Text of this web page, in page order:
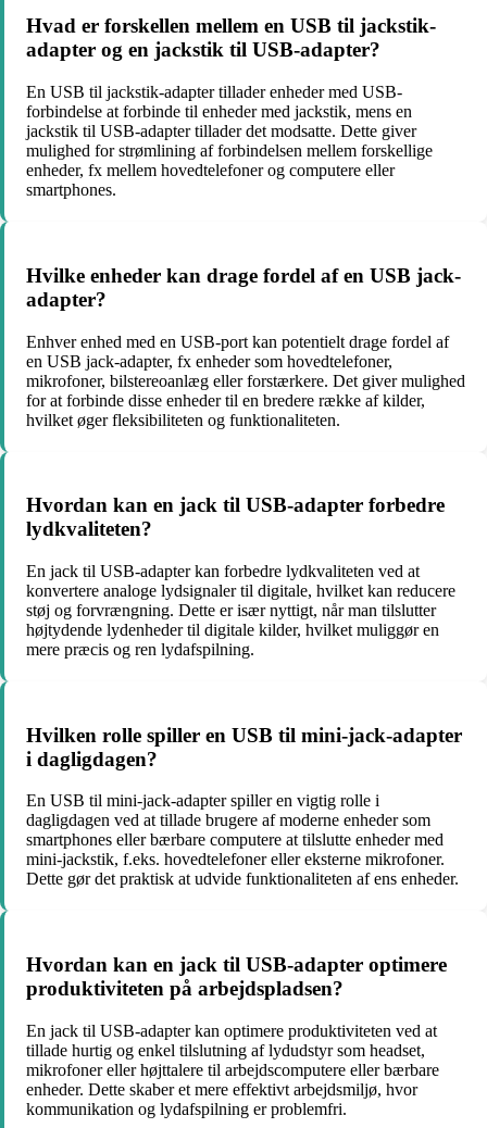
Hvad er forskellen mellem en USB til jackstik-
adapter og en jackstik til USB-adapter?
En USB til jackstik-adapter tillader enheder med USB-
forbindelse at forbinde til enheder med jackstik, mens en
jackstik til USB-adapter tillader det modsatte. Dette giver
mulighed for strømlining af forbindelsen mellem forskellige
enheder, fx mellem hovedtelefoner og computere eller
smartphones.
Hvilke enheder kan drage fordel af en USB jack-
adapter?
Enhver enhed med en USB-port kan potentielt drage fordel af
en USB jack-adapter, fx enheder som hovedtelefoner,
mikrofoner, bilstereoanlæg eller forstærkere. Det giver mulighed
for at forbinde disse enheder til en bredere række af kilder,
hvilket øger fleksibiliteten og funktionaliteten.
Hvordan kan en jack til USB-adapter forbedre
lydkvaliteten?
En jack til USB-adapter kan forbedre lydkvaliteten ved at
konvertere analoge lydsignaler til digitale, hvilket kan reducere
støj og forvrængning. Dette er især nyttigt, når man tilslutter
højtydende lydenheder til digitale kilder, hvilket muliggør en
mere præcis og ren lydafspilning.
Hvilken rolle spiller en USB til mini-jack-adapter
i dagligdagen?
En USB til mini-jack-adapter spiller en vigtig rolle i
dagligdagen ved at tillade brugere af moderne enheder som
smartphones eller bærbare computere at tilslutte enheder med
mini-jackstik, f.eks. hovedtelefoner eller eksterne mikrofoner.
Dette gør det praktisk at udvide funktionaliteten af ens enheder.
Hvordan kan en jack til USB-adapter optimere
produktiviteten på arbejdspladsen?
En jack til USB-adapter kan optimere produktiviteten ved at
tillade hurtig og enkel tilslutning af lydudstyr som headset,
mikrofoner eller højttalere til arbejdscomputere eller bærbare
enheder. Dette skaber et mere effektivt arbejdsmiljø, hvor
kommunikation og lydafspilning er problemfri.